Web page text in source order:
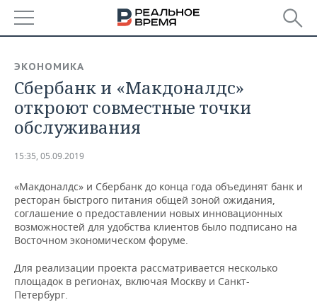
БАШКОРТОСТАН
ТАТАРСТАН
НОВОСТИ
АНАЛИТИКА
ДЕКЛАРАЦИИ О ДОХОДАХ
КОРОЛИ ГОСЗАКАЗА ПФО
ВУЗЫ ТАТАРСТАНА
КОМУ ПРИНАДЛЕЖАТ
ТОРГОВЫЕ ЦЕНТРЫ
ТАТАРСТАНА
НОВОСТИ ЭКОНОМИКИ
ФИНАНСЫ
БАНКИ
БЮДЖЕТ
ПРОМЫШЛЕННОСТЬ
НОВОСТИ
ПРОМЫШЛЕННОСТИ
МАШИНОСТРОЕНИЕ
НЕДВИЖИМОСТЬ
НОВОСТИ НЕДВИЖИМОСТИ
АВТО
НОВОСТИ АВТО
БИЗНЕС
ЭКОНОМИКА
Сбербанк и «Макдоналдс»
откроют совместные точки
обслуживания
15:35, 05.09.2019
«Макдоналдс» и Сбербанк до конца года объединят банк и
ресторан быстрого питания общей зоной ожидания,
соглашение о предоставлении новых инновационных
возможностей для удобства клиентов было подписано на
Восточном экономическом форуме.
Для реализации проекта рассматривается несколько
площадок в регионах, включая Москву и Санкт-
Петербург.